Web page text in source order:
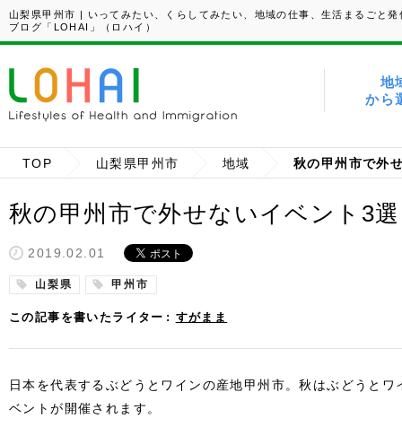
山梨県甲州市 | いってみたい、くらしてみたい、地域の仕事、生活まるごと発
ブログ「LOHAI」（ロハイ）
地
から
TOP 山梨県甲州市 地域 秋の甲州市で外
秋の甲州市で外せないイベント3
2019.02.01
山梨県 甲州市
この記事を書いたライター すがまま
日本を代表するぶどうとワインの産地甲州市。秋はぶどうと
ベントが開催されます。